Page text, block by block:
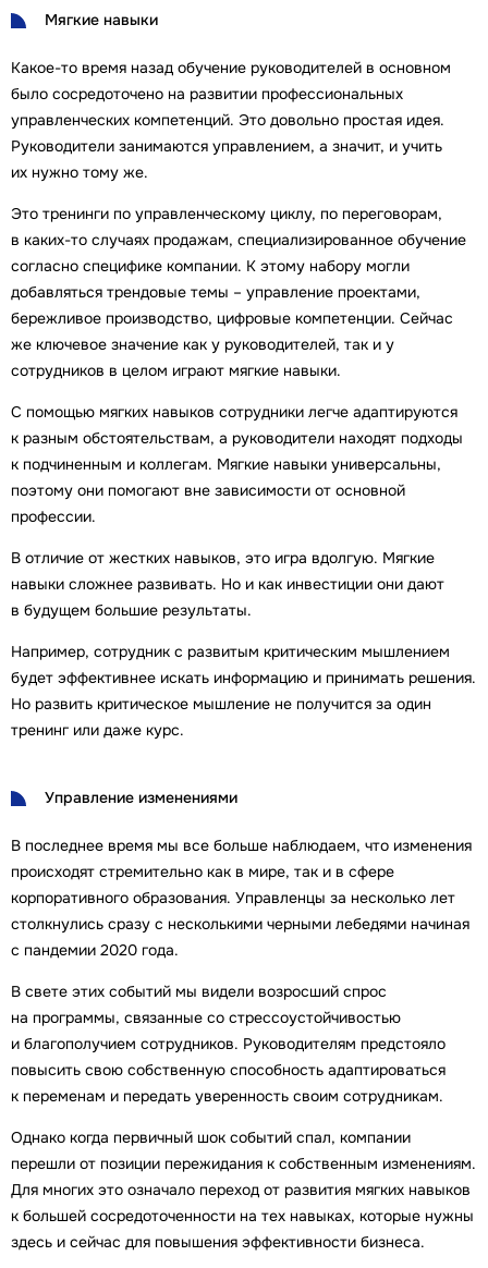
Мягкие навыки
Какое-то время назад обучение руководителей в основном
было сосредоточено на развитии профессиональных
управленческих компетенций. Это довольно простая идея.
Руководители занимаются управлением, а значит, и учить
их нужно тому же.
Это тренинги по управленческому циклу, по переговорам,
в каких-то случаях продажам, специализированное обучение
согласно специфике компании. К этому набору могли
добавляться трендовые темы – управление проектами,
бережливое производство, цифровые компетенции. Сейчас
же ключевое значение как у руководителей, так и у
сотрудников в целом играют мягкие навыки.
С помощью мягких навыков сотрудники легче адаптируются
к разным обстоятельствам, а руководители находят подходы
к подчиненным и коллегам. Мягкие навыки универсальны,
поэтому они помогают вне зависимости от основной
профессии.
В отличие от жестких навыков, это игра вдолгую. Мягкие
навыки сложнее развивать. Но и как инвестиции они дают
в будущем большие результаты.
Например, сотрудник с развитым критическим мышлением
будет эффективнее искать информацию и принимать решения.
Но развить критическое мышление не получится за один
тренинг или даже курс.
Управление изменениями
В последнее время мы все больше наблюдаем, что изменения
происходят стремительно как в мире, так и в сфере
корпоративного образования. Управленцы за несколько лет
столкнулись сразу с несколькими черными лебедями начиная
с пандемии 2020 года.
В свете этих событий мы видели возросший спрос
на программы, связанные со стрессоустойчивостью
и благополучием сотрудников. Руководителям предстояло
повысить свою собственную способность адаптироваться
к переменам и передать уверенность своим сотрудникам.
Однако когда первичный шок событий спал, компании
перешли от позиции пережидания к собственным изменениям.
Для многих это означало переход от развития мягких навыков
к большей сосредоточенности на тех навыках, которые нужны
здесь и сейчас для повышения эффективности бизнеса.